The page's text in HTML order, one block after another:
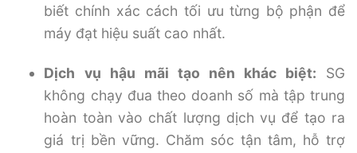
biết chính xác cách tối ưu từng bộ phận để
máy đạt hiệu suất cao nhất.
Dịch vụ hậu mãi tạo nên khác biệt: SG
không chạy đua theo doanh số mà tập trung
hoàn toàn vào chất lượng dịch vụ để tạo ra
giá trị bền vững. Chăm sóc tận tâm, hỗ trợ